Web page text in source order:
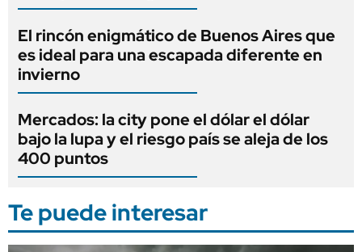
El rincón enigmático de Buenos Aires que
es ideal para una escapada diferente en
invierno
Mercados: la city pone el dólar el dólar
bajo la lupa y el riesgo país se aleja de los
400 puntos
Te puede interesar